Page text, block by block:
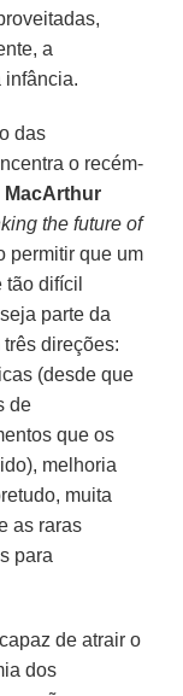
a
infância.
das
o recém-
MacArthur
the future of
permitir que um
difícil
parte da
direções:
(desde que
de
que os
melhoria
muita
as raras
para
de atrair o
dos